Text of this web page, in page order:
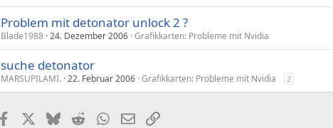
Problem mit detonator unlock 2 ?
Blade1988 24. Dezember 2006 Grafikkarten: Probleme mit Nvidia
suche detonator
MARSUPILAMI. 22. Februar 2006 Grafikkarten: Probleme mit Nvidia 2
FacebookX (Twitter)
BlueskyRedditWhatsApp
E-MailLink